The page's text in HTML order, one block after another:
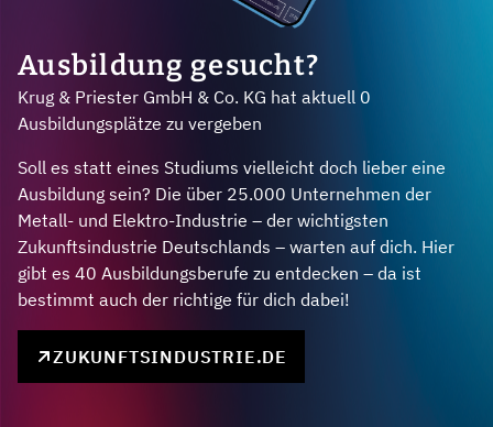
Ausbildung gesucht?
Krug & Priester GmbH & Co. KG hat aktuell 0
Ausbildungsplätze zu vergeben
Soll es statt eines Studiums vielleicht doch lieber eine
Ausbildung sein? Die über 25.000 Unternehmen der
Metall- und Elektro-Industrie – der wichtigsten
Zukunftsindustrie Deutschlands – warten auf dich. Hier
gibt es 40 Ausbildungsberufe zu entdecken – da ist
bestimmt auch der richtige für dich dabei!
ZUKUNFTSINDUSTRIE.DE